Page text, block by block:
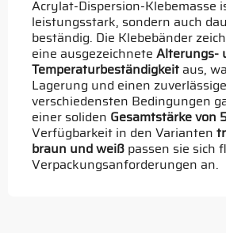
Acrylat-Dispersion-Klebemasse
leistungsstark, sondern auch
beständig. Die Klebebänder
eine ausgezeichnete Alterungs-
Temperaturbeständigkeit aus,
Lagerung und einen
verschiedensten Bedingungen
einer soliden Gesamtstärke von
Verfügbarkeit in den Varianten
braun und weiß passen sie sich
Verpackungsanforderungen an.